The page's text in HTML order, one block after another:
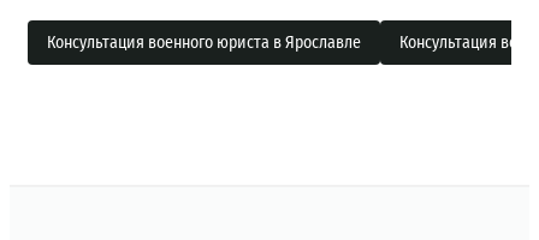
Консультация военного юриста в Ярославле Консультация